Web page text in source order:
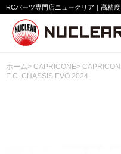
RCパーツ専門店ニュークリア｜高精
ホーム> CAPRICONE>
E.C. CHASSIS EVO 2024